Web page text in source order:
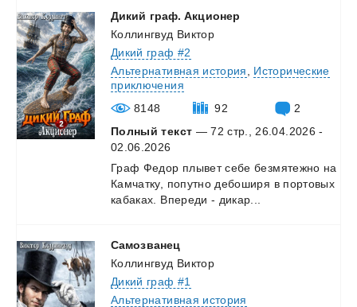
Дикий граф. Акционер
Коллингвуд Виктор
Дикий граф #2
Альтернативная история
Исторические
приключения
8148
92
2
Полный текст — 72 стр., 26.04.2026 -
02.06.2026
Граф Федор плывет себе безмятежно на
Камчатку,
попутно дебоширя в портовых
кабаках.
Впереди - дикар...
Самозванец
Коллингвуд Виктор
Дикий граф #1
Альтернативная история